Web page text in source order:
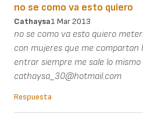
no se como va esto quiero
Cathaysa1 Mar 2013
no se como va esto quiero
con mujeres que me compartan
entrar siempre me sale lo
cathaysa_30@hotmail.com
Respuesta